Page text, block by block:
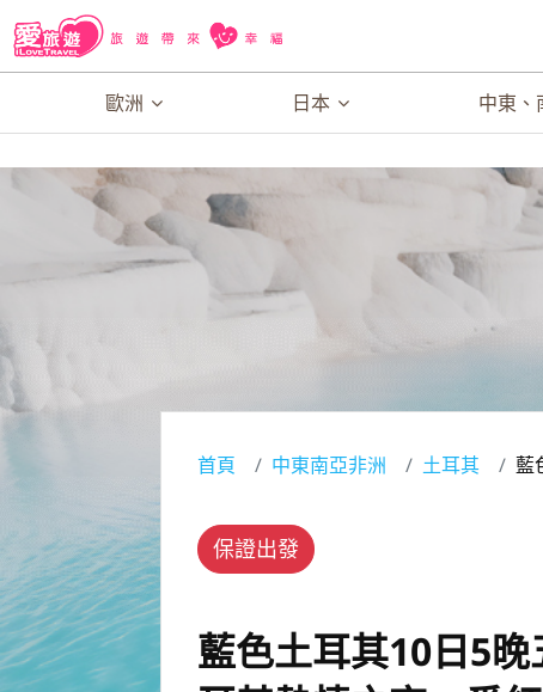
歐洲 日本 中東、
首頁 中東南亞非洲 土耳其 藍
保證出發
藍色土耳其10日5